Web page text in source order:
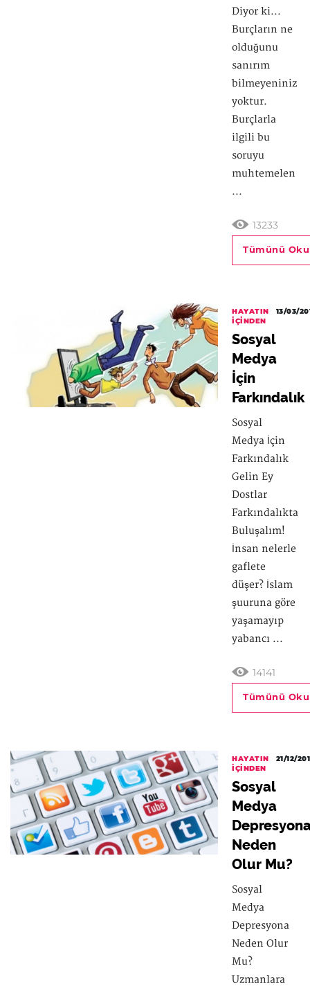
Diyor ki...
Burçların ne
olduğunu
sanırım
bilmeyeniniz
yoktur.
Burçlarla
ilgili bu
soruyu
muhtemelen
...
13233
Tümünü Oku
HAYATIN
İÇINDEN
13/03/
Sosyal
Medya
İçin
Farkındalık
Sosyal
Medya İçin
Farkındalık
Gelin Ey
Dostlar
Farkındalıkta
Buluşalım!
İnsan nelerle
gaflete
düşer? İslam
şuuruna göre
yaşamayıp
yabancı ...
14141
Tümünü Oku
HAYATIN
İÇINDEN
21/12/
Sosyal
Medya
Neden
Olur Mu?
Sosyal
Medya
Depresyona
Neden Olur
Mu?
Uzmanlara